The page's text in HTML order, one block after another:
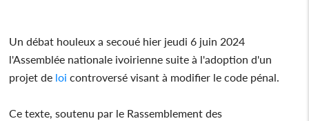
Un débat houleux a secoué hier jeudi 6 juin 2024
l'Assemblée nationale ivoirienne suite à l'adoption d'un
projet de loi controversé visant à modifier le code pénal.
Ce texte, soutenu par le Rassemblement des